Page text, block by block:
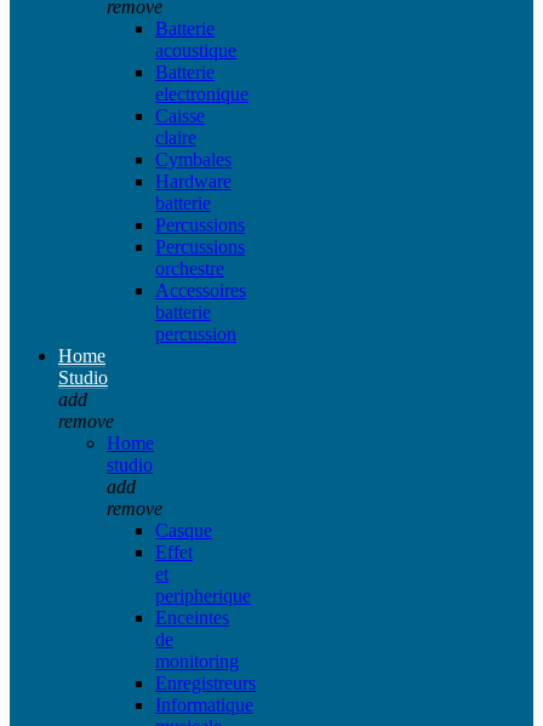
remove
Batterie
acoustique
Batterie
electronique
Caisse
claire
Cymbales
Hardware
batterie
Percussions
Percussions
orchestre
Accessoires
batterie
percussion
Home
Studio
add
remove
Home
studio
add
remove
Casque
Effet
et
peripherique
Enceintes
de
monitoring
Enregistreurs
Informatique